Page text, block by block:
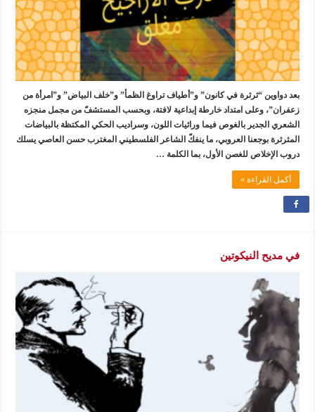
بعد دواوين “ثرثرة في كانون” و”أطياف تراوغ الظمأ” و”خلف البياض” و”امرأة من
زعفران”، وعلى امتداد خارطة إبداعية لافتة، وبحسب المستشفّ من مجمل منجزه
الشعري الجدير بالغوص فيما ورائيات اللون، وسراديب الحكي المكتظة بالبياضات
المثرثرة بوجعنا العروبي، ما ينفكّ الشاعر الفلسطيني المغترب حسن العاصي يسلك
دروب الإخلاص للغصن الأول، بما الكلمة …
أكمل القراءة »
في مديح النيكوتين